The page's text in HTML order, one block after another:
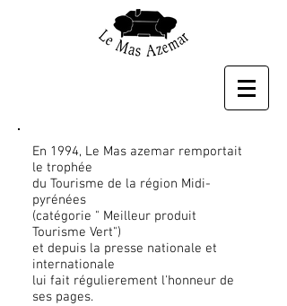
En 1994, Le Mas azemar remportait
le trophée
du Tourisme de la région Midi-
pyrénées
(catégorie " Meilleur produit
Tourisme Vert")
et depuis la presse nationale et
internationale
lui fait régulierement l'honneur de
ses pages.